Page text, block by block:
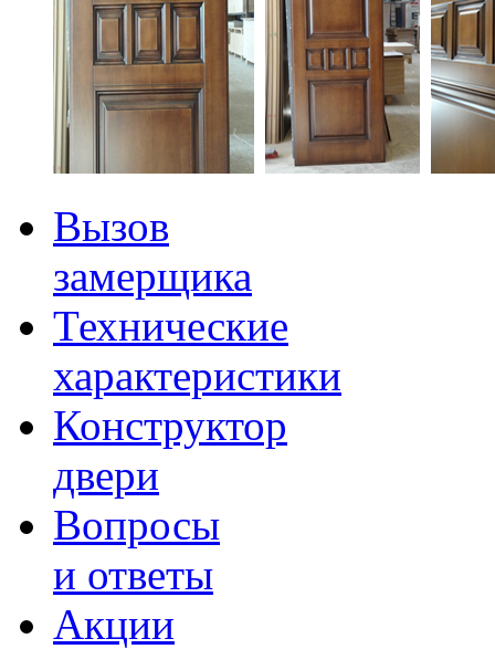
Вызов
замерщика
Технические
характеристики
Конструктор
двери
Вопросы
и ответы
Акции